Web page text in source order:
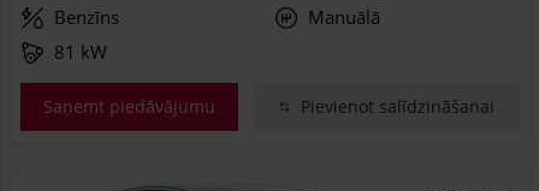
Benzīns
Manuālā
81 kW
Saņemt piedāvājumu Pievienot salīdzināšanai